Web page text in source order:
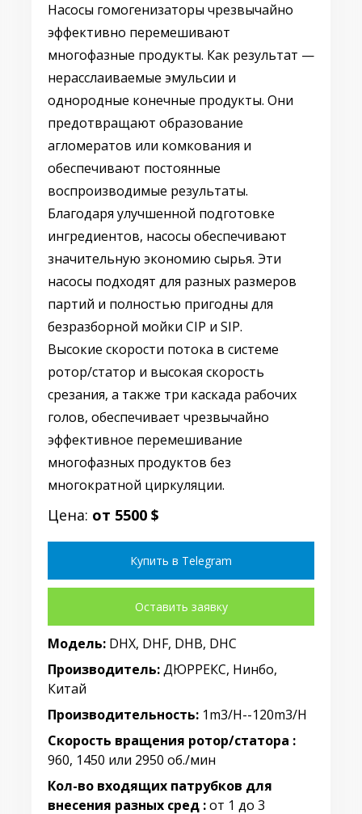
Насосы гомогенизаторы чрезвычайно
эффективно перемешивают
многофазные продукты. Как результат —
нерасслаиваемые эмульсии и
однородные конечные продукты. Они
предотвращают образование
агломератов или комкования и
обеспечивают постоянные
воспроизводимые результаты.
Благодаря улучшенной подготовке
ингредиентов, насосы обеспечивают
значительную экономию сырья. Эти
насосы подходят для разных размеров
партий и полностью пригодны для
безразборной мойки CIP и SIP.
Высокие скорости потока в системе
ротор/статор и высокая скорость
срезания, а также три каскада рабочих
голов, обеспечивает чрезвычайно
эффективное перемешивание
многофазных продуктов без
многократной циркуляции.
Цена: от 5500 $
Купить в Telegram
Оставить заявку
Модель: DHX, DHF, DHB, DHC
Производитель:ДЮРРЕКС, Нинбо,
Китай
Производительность: 1m3/H--120m3/H
Скорость вращения ротор/статора :
960, 1450 или 2950 об./мин
Кол-во входящих патрубков для
внесения разных сред :от 1 до 3